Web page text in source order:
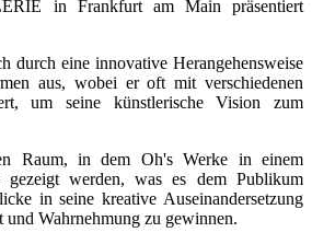
in Frankfurt am Main präsentiert
durch eine innovative Herangehensweise
aus, wobei er oft mit verschiedenen
um seine künstlerische Vision zum
Raum, in dem Oh's Werke in einem
gezeigt werden, was es dem Publikum
in seine kreative Auseinandersetzung
Wahrnehmung zu gewinnen.